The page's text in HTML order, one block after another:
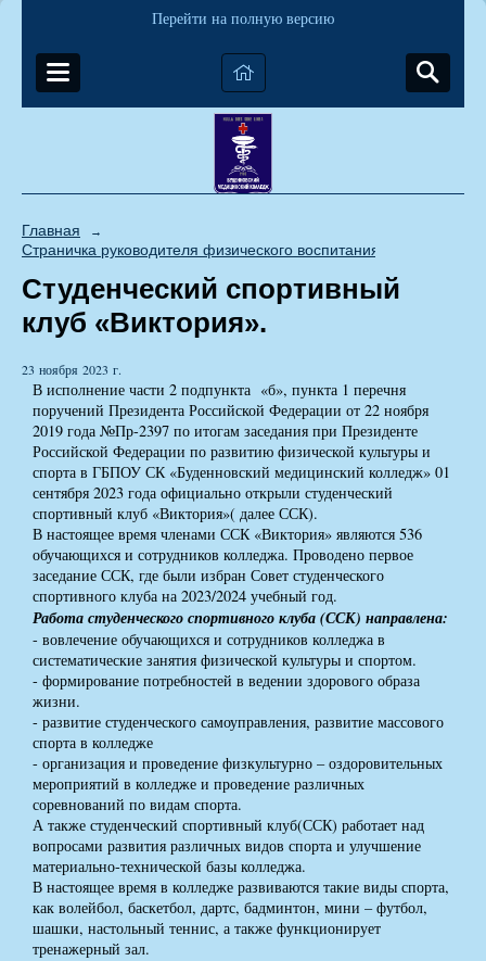
Перейти на полную версию
Главная →
Страничка руководителя физического воспитания
Студенческий спортивный
клуб «Виктория».
23 ноября 2023 г.
В исполнение части 2 подпункта «б», пункта 1 перечня
поручений Президента Российской Федерации от 22 ноября
2019 года №Пр-2397 по итогам заседания при Президенте
Российской Федерации по развитию физической культуры и
спорта в ГБПОУ СК «Буденновский медицинский колледж» 01
сентября 2023 года официально открыли студенческий
спортивный клуб «Виктория»( далее ССК).
В настоящее время членами ССК «Виктория» являются 536
обучающихся и сотрудников колледжа. Проводено первое
заседание ССК, где были избран Совет студенческого
спортивного клуба на 2023/2024 учебный год.
Работа студенческого спортивного клуба (ССК) направлена:
- вовлечение обучающихся и сотрудников колледжа в
систематические занятия физической культуры и спортом.
- формирование потребностей в ведении здорового образа
жизни.
- развитие студенческого самоуправления, развитие массового
спорта в колледже
- организация и проведение физкультурно – оздоровительных
мероприятий в колледже и проведение различных
соревнований по видам спорта.
А также студенческий спортивный клуб(ССК) работает над
вопросами развития различных видов спорта и улучшение
материально-технической базы колледжа.
В настоящее время в колледже развиваются такие виды спорта,
как волейбол, баскетбол, дартс, бадминтон, мини – футбол,
шашки, настольный теннис, а также функционирует
тренажерный зал.